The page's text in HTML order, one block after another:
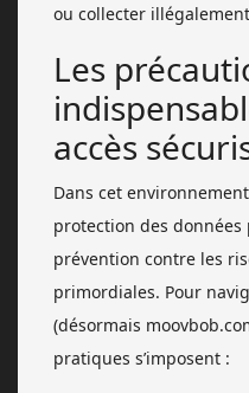
ou collecter
Les
accès
Dans cet
protection des données
prévention contre les
primordiales. Pour
(désormais
pratiques s’imposent :